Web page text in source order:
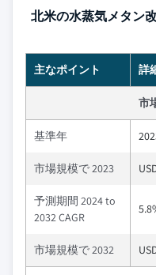
北米の水蒸気メタン
主なポイント 詳
市
基準年
市場規模で 2023
予測期間 2024 to
2032 CAGR
市場規模で 2032